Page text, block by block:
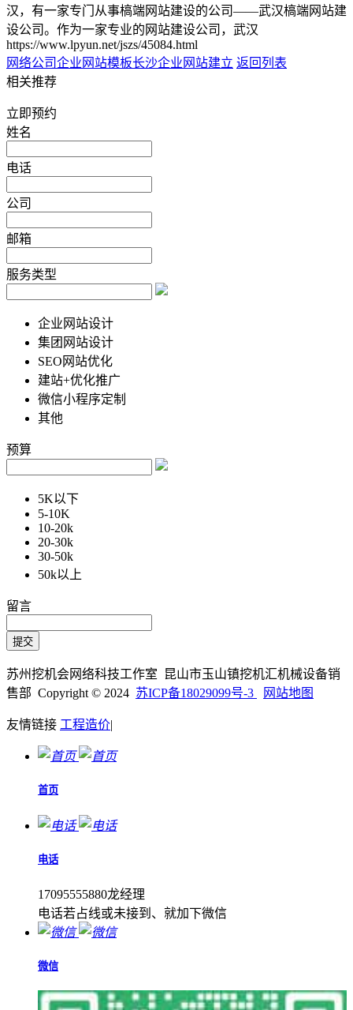
汉，有一家专门从事槁端网站建设的公司——武汉槁端网站建
设公司。作为一家专业的网站建设公司，武汉
https://www.lpyun.net/jszs/45084.html
网络公司企业网站模板长沙企业网站建立 返回列表
相关推荐
立即预约
姓名
电话
公司
邮箱
服务类型
企业网站设计
集团网站设计
SEO网站优化
建站+优化推广
微信小程序定制
其他
预算
5K以下
5-10K
10-20k
20-30k
30-50k
50k以上
留言
苏州挖机会网络科技工作室 昆山市玉山镇挖机汇机械设备销
售部 Copyright © 2024 苏ICP备18029099号-3 网站地图
友情链接 工程造价|
首页
电话
17095555880龙经理
电话若占线或未接到、就加下微信
微信